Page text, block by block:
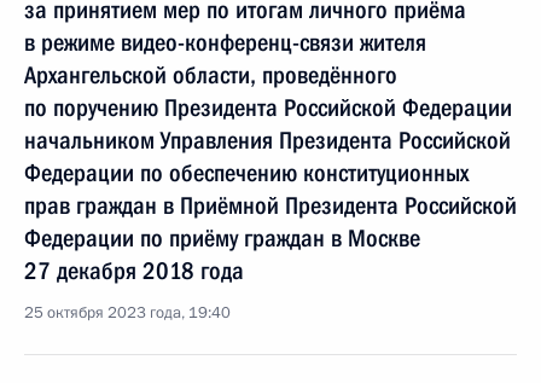
за принятием мер по итогам личного приёма
в режиме видео-конференц-связи жителя
Архангельской области, проведённого
по поручению Президента Российской Федерации
начальником Управления Президента Российской
Федерации по обеспечению конституционных
прав граждан в Приёмной Президента Российской
Федерации по приёму граждан в Москве
27 декабря 2018 года
25 октября 2023 года, 19:40